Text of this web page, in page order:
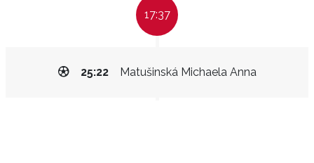
17:37
Matušinská Michaela Anna
25:22